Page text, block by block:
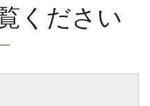
ください